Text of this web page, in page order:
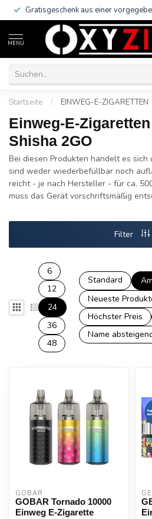
Gratisgeschenk aus einer
MENU
Startseite / EINWEG-E-ZIGARETTEN
Einweg-E-
Shisha 2GO
Bei diesen Produkten handelt es sich
sind weder wiederbefüllbar noch
reicht - je nach Hersteller - für ca.
muss das Gerät vorschriftsmäßig
Filter
6
12
24
36
48
Standard
Neueste
Höchster Preis
Name
GOBAR
GOBAR Tornado 10000
Einweg E-Zigarette